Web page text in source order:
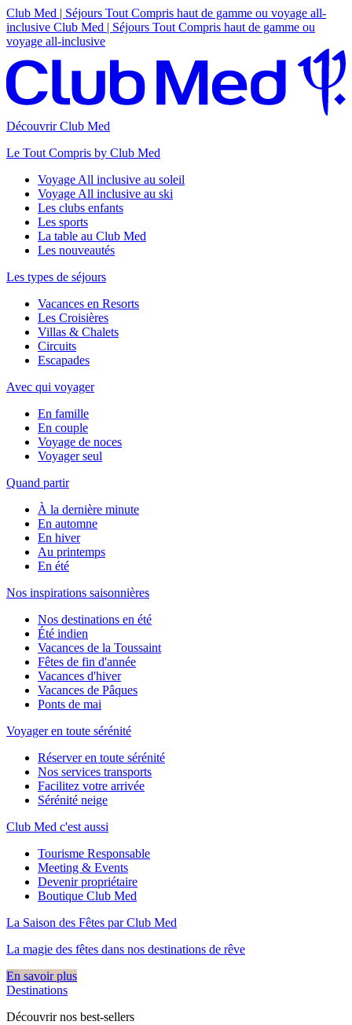
Club Med | Séjours Tout Compris haut de gamme ou voyage all-
inclusive Club Med | Séjours Tout Compris haut de gamme ou
voyage all-inclusive
Découvrir Club Med
Le Tout Compris by Club Med
Voyage All inclusive au soleil
Voyage All inclusive au ski
Les clubs enfants
Les sports
La table au Club Med
Les nouveautés
Les types de séjours
Vacances en Resorts
Les Croisières
Villas & Chalets
Circuits
Escapades
Avec qui voyager
En famille
En couple
Voyage de noces
Voyager seul
Quand partir
À la dernière minute
En automne
En hiver
Au printemps
En été
Nos inspirations saisonnières
Nos destinations en été
Été indien
Vacances de la Toussaint
Fêtes de fin d'année
Vacances d'hiver
Vacances de Pâques
Ponts de mai
Voyager en toute sérénité
Réserver en toute sérénité
Nos services transports
Facilitez votre arrivée
Sérénité neige
Club Med c'est aussi
Tourisme Responsable
Meeting & Events
Devenir propriétaire
Boutique Club Med
La Saison des Fêtes par Club Med
La magie des fêtes dans nos destinations de rêve​
En savoir plus
Destinations
Découvrir nos best-sellers